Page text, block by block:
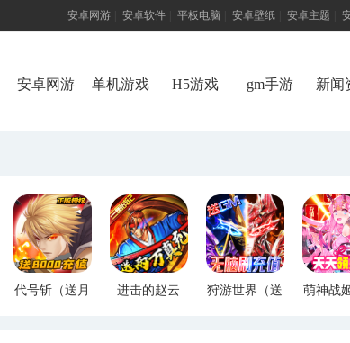
安卓网游 安卓软件 平板电脑 安卓壁纸 安卓主题
安卓网游 单机游戏 H5游戏 gm手游 新闻
代号斩（送月
进击的赵云
狩游世界（送
萌神战